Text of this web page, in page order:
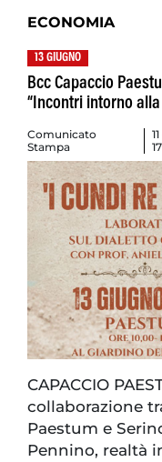
ECONOMIA
13 GIUGNO
Bcc Capaccio
“Incontri intorno
Comunicato
Stampa
CAPACCIO
collaborazione
Paestum e
Pennino, realtà